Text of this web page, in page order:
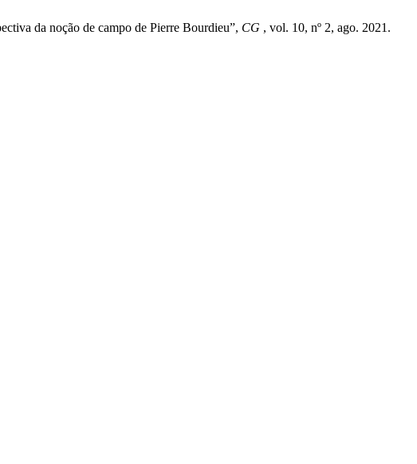
da noção de campo de Pierre Bourdieu”, CG , vol. 10, nº 2, ago. 2021.